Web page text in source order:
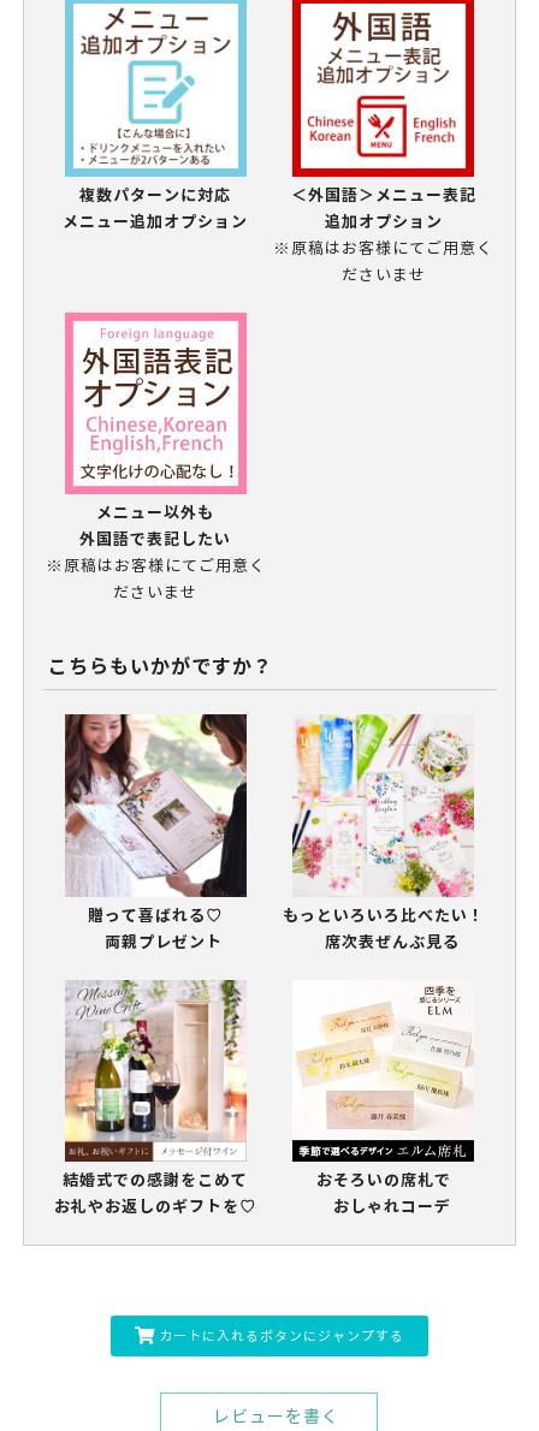
複数パターンに対応
メニュー追加オプション
＜外国語＞メニュー表記
追加オプション
※原稿はお客様にてご用意く
ださいませ
メニュー以外も
外国語で表記したい
※原稿はお客様にてご用意く
ださいませ
こちらもいかがですか？
贈って喜ばれる♡
両親プレゼント
もっといろいろ比べたい！
席次表ぜんぶ見る
結婚式での感謝をこめて
お礼やお返しのギフトを♡
おそろいの席札で
おしゃれコーデ
カートに入れるボタンにジャンプする
レビューを書く